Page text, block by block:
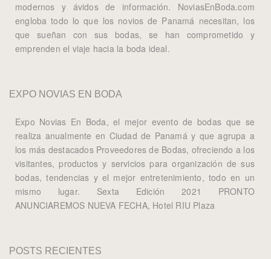
modernos y ávidos de información. NoviasEnBoda.com
engloba todo lo que los novios de Panamá necesitan, los
que sueñan con sus bodas, se han comprometido y
emprenden el viaje hacia la boda ideal.
EXPO NOVIAS EN BODA
Expo Novias En Boda, el mejor evento de bodas que se
realiza anualmente en Ciudad de Panamá y que agrupa a
los más destacados Proveedores de Bodas, ofreciendo a los
visitantes, productos y servicios para organización de sus
bodas, tendencias y el mejor entretenimiento, todo en un
mismo lugar. Sexta Edición 2021 PRONTO
ANUNCIAREMOS NUEVA FECHA, Hotel RIU Plaza
POSTS RECIENTES